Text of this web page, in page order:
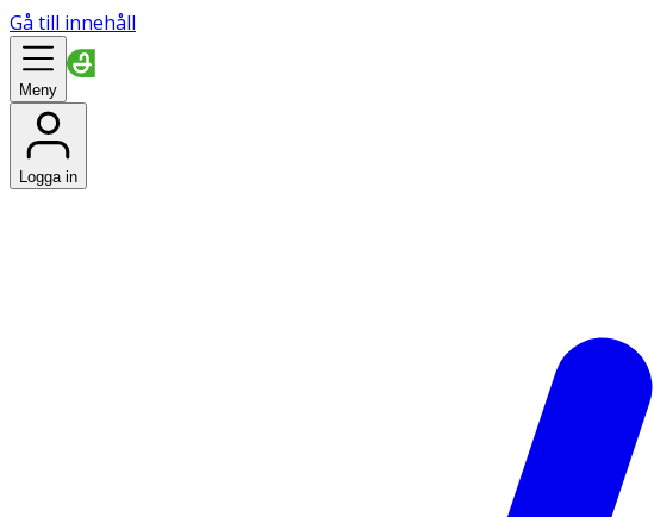
Gå till innehåll
Meny
Logga in